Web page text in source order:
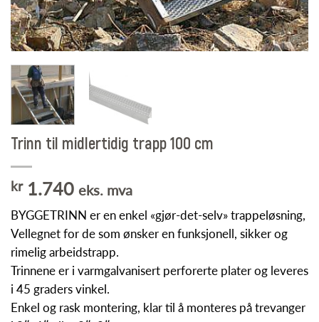
Trinn til midlertidig trapp 100 cm
kr1.740 eks. mva
BYGGETRINN er en enkel «gjør-det-selv» trappeløsning,
Vellegnet for de som ønsker en funksjonell, sikker og
rimelig arbeidstrapp.
Trinnene er i varmgalvanisert perforerte plater og leveres
i 45 graders vinkel.
Enkel og rask montering, klar til å monteres på trevanger